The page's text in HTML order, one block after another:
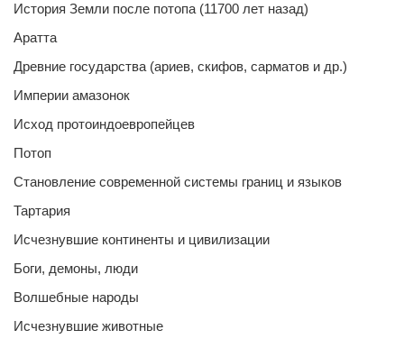
История Земли после потопа (11700 лет назад)
Аратта
Древние государства (ариев, скифов, сарматов и др.)
Империи амазонок
Исход протоиндоевропейцев
Потоп
Становление современной системы границ и языков
Тартария
Исчезнувшие континенты и цивилизации
Боги, демоны, люди
Волшебные народы
Исчезнувшие животные